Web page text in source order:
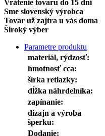
Vrátenie tovaru do 15 dní
Sme slovenský výrobca
Tovar už zajtra u vás doma
Široký výber
Parametre produktu
materiál, rýdzosť:
hmotnosť cca:
šírka retiazky:
dĺžka náhrdelníka:
zapínanie:
dizajn a výroba
šperku:
Dodanie: